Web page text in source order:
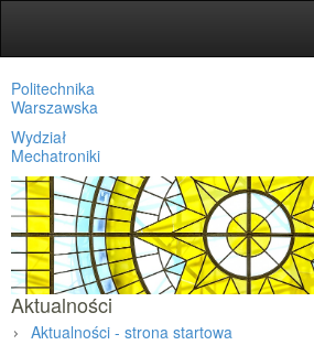
Politechnika
Warszawska
Wydział
Mechatroniki
Aktualności
Aktualności - strona startowa